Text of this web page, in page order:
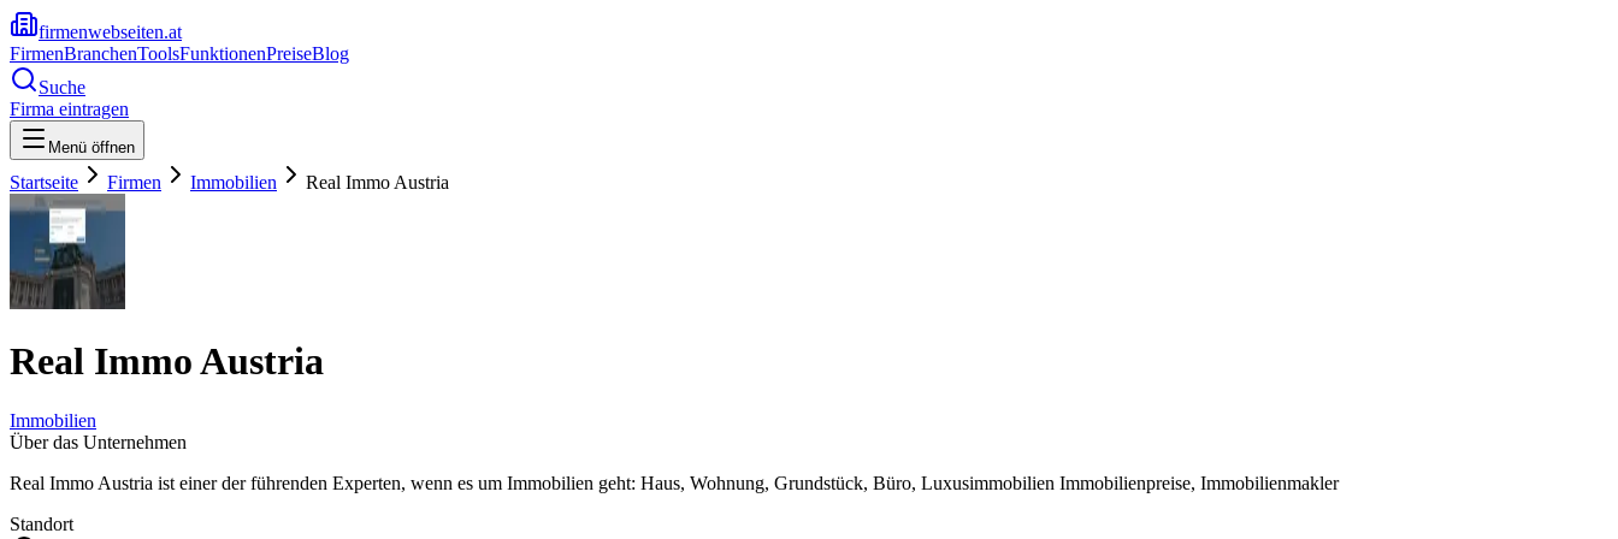
firmenwebseiten.at
FirmenBranchenToolsFunktionenPreiseBlog
Suche
Firma eintragen
Menü öffnen
Startseite Firmen Immobilien Real Immo Austria
Real Immo Austria
Immobilien
Über das Unternehmen
Real Immo Austria ist einer der führenden Experten, wenn es um Immobilien geht: Haus, Wohnung, Grundstück, Büro, Luxusimmobilien Immobilienpreise, Immobilienmakler
Standort